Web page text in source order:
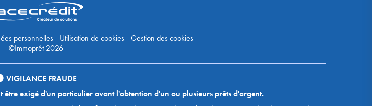
personnelles- Utilisation de cookies-Gestion des cookies
©Immoprêt 2026
VIGILANCE FRAUDE
être exigé d'un particulier avant l'obtention d'un ou plusieurs prêts d'argent.